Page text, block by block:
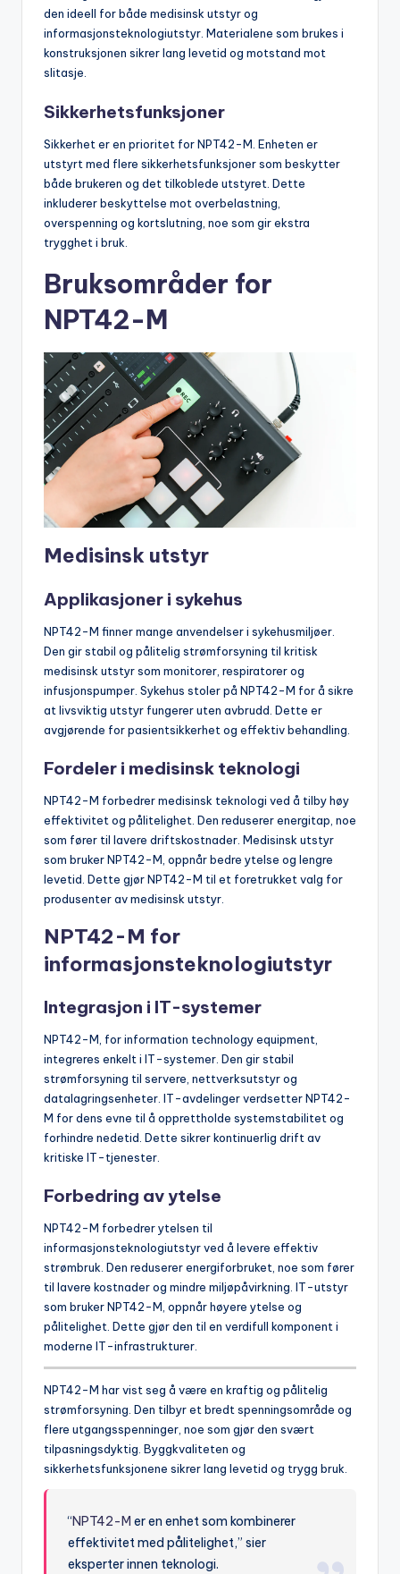
den ideell for både medisinsk utstyr og
informasjonsteknologiutstyr. Materialene som brukes i
konstruksjonen sikrer lang levetid og motstand mot
slitasje.
Sikkerhetsfunksjoner
Sikkerhet er en prioritet for NPT42-M. Enheten er
utstyrt med flere sikkerhetsfunksjoner som beskytter
både brukeren og det tilkoblede utstyret. Dette
inkluderer beskyttelse mot overbelastning,
overspenning og kortslutning, noe som gir ekstra
trygghet i bruk.
Bruksområder for
NPT42-M
Medisinsk utstyr
Applikasjoner i sykehus
NPT42-M finner mange anvendelser i sykehusmiljøer.
Den gir stabil og pålitelig strømforsyning til kritisk
medisinsk utstyr som monitorer, respiratorer og
infusjonspumper. Sykehus stoler på NPT42-M for å sikre
at livsviktig utstyr fungerer uten avbrudd. Dette er
avgjørende for pasientsikkerhet og effektiv behandling.
Fordeler i medisinsk teknologi
NPT42-M forbedrer medisinsk teknologi ved å tilby høy
effektivitet og pålitelighet. Den reduserer energitap, noe
som fører til lavere driftskostnader. Medisinsk utstyr
som bruker NPT42-M, oppnår bedre ytelse og lengre
levetid. Dette gjør NPT42-M til et foretrukket valg for
produsenter av medisinsk utstyr.
NPT42-M for
informasjonsteknologiutstyr
Integrasjon i IT-systemer
NPT42-M, for information technology equipment,
integreres enkelt i IT-systemer. Den gir stabil
strømforsyning til servere, nettverksutstyr og
datalagringsenheter. IT-avdelinger verdsetter NPT42-
M for dens evne til å opprettholde systemstabilitet og
forhindre nedetid. Dette sikrer kontinuerlig drift av
kritiske IT-tjenester.
Forbedring av ytelse
NPT42-M forbedrer ytelsen til
informasjonsteknologiutstyr ved å levere effektiv
strømbruk. Den reduserer energiforbruket, noe som fører
til lavere kostnader og mindre miljøpåvirkning. IT-utstyr
som bruker NPT42-M, oppnår høyere ytelse og
pålitelighet. Dette gjør den til en verdifull komponent i
moderne IT-infrastrukturer.
NPT42-M har vist seg å være en kraftig og pålitelig
strømforsyning. Den tilbyr et bredt spenningsområde og
flere utgangsspenninger, noe som gjør den svært
tilpasningsdyktig. Byggkvaliteten og
sikkerhetsfunksjonene sikrer lang levetid og trygg bruk.
“NPT42-M er en enhet som kombinerer
effektivitet med pålitelighet,” sier
eksperter innen teknologi.